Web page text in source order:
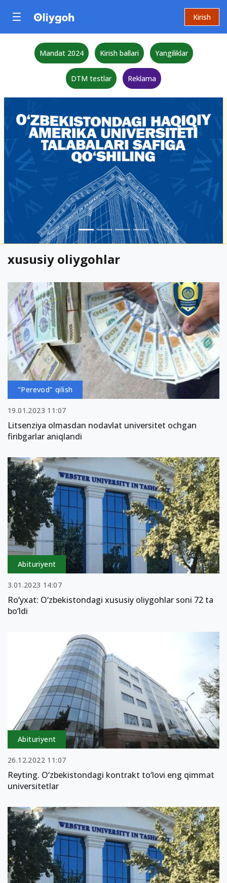
Kirish
Mandat 2024 Kirish ballari Yangiliklar
DTM testlar Reklama
xususiy oliygohlar
"Perevod" qilish
19.01.2023 11:07
Litsenziya olmasdan nodavlat universitet ochgan
firibgarlar aniqlandi
Abituriyent
3.01.2023 14:07
Ro‘yxat: O‘zbekistondagi xususiy oliygohlar soni 72 ta
bo‘ldi
Abituriyent
26.12.2022 11:07
Reyting. O‘zbekistondagi kontrakt to‘lovi eng qimmat
universitetlar